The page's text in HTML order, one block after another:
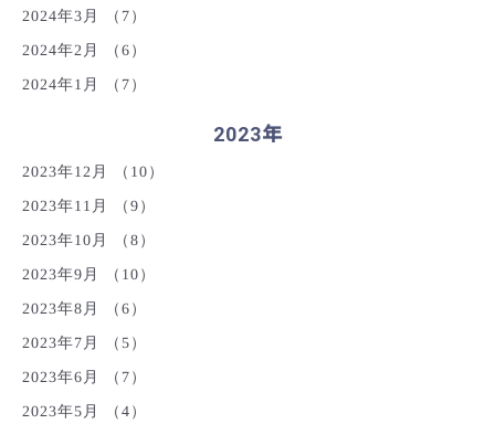
2024年3月 （7）
2024年2月 （6）
2024年1月 （7）
2023年
2023年12月 （10）
2023年11月 （9）
2023年10月 （8）
2023年9月 （10）
2023年8月 （6）
2023年7月 （5）
2023年6月 （7）
2023年5月 （4）